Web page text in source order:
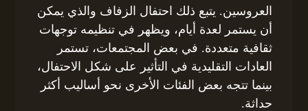
العروسين. يتبع ذلك احتفال الزفاف والذي يمكن
أن يستمر لعدة أيام، ويظهر في تنظيمه توجهات
ثقافية متعددة. في بعض المجتمعات، تستمر
العادات التقليدية في التأثير على شكل الاحتفال،
بينما تتجه بعض الفئات الأخرى نحو أساليب أكثر
حداثة.